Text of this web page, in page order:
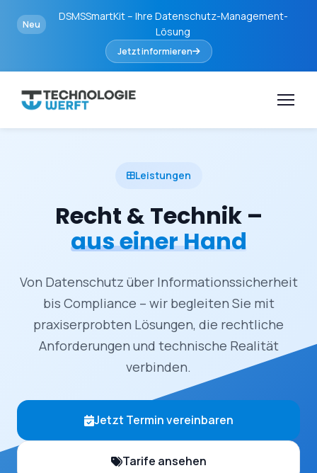
Neu
DSMSSmartKit – Ihre Datenschutz-Management-
Lösung
Jetzt informieren
Leistungen
Recht & Technik –
aus einer Hand
Von Datenschutz über Informationssicherheit
bis Compliance – wir begleiten Sie mit
praxiserprobten Lösungen, die rechtliche
Anforderungen und technische Realität
verbinden.
Jetzt Termin vereinbaren
Tarife ansehen